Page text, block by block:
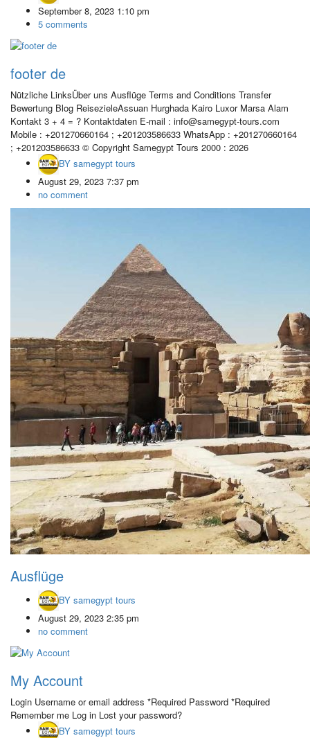
September 8, 2023 1:10 pm
5 comments
footer de
Nützliche LinksÜber uns Ausflüge Terms and Conditions Transfer
Bewertung Blog ReisezieleAssuan Hurghada Kairo Luxor Marsa Alam
Kontakt 3 + 4 = ? Kontaktdaten E-mail : info@samegypt-tours.com
Mobile : +201270660164 ; +201203586633 WhatsApp : +201270660164
; +201203586633 © Copyright Samegypt Tours 2000 : 2026
BY samegypt tours
August 29, 2023 7:37 pm
no comment
Ausflüge
BY samegypt tours
August 29, 2023 2:35 pm
no comment
My Account
Login Username or email address *Required Password *Required
Remember me Log in Lost your password?
BY samegypt tours